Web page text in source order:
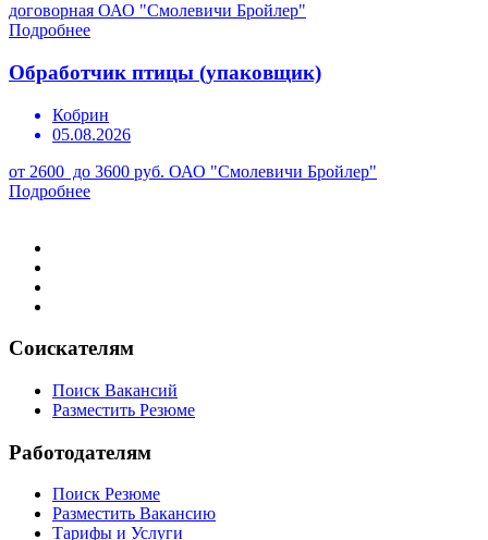
договорная ОАО "Смолевичи Бройлер"
Подробнее
Обработчик птицы (упаковщик)
Кобрин
05.08.2026
от 2600 до 3600 руб. ОАО "Смолевичи Бройлер"
Подробнее
Соискателям
Поиск Вакансий
Разместить Резюме
Работодателям
Поиск Резюме
Разместить Вакансию
Тарифы и Услуги